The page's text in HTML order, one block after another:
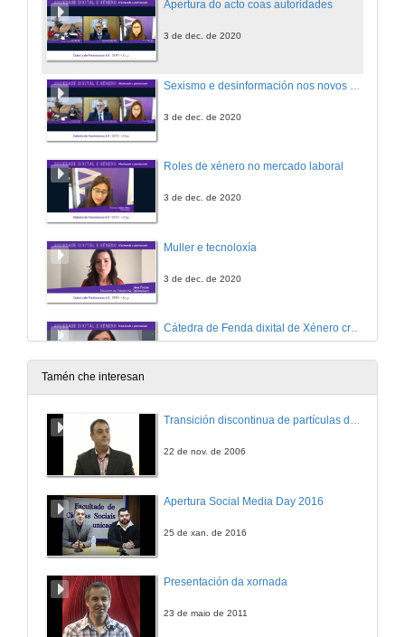
Apertura do acto coas autoridades
3 de dec. de 2020
3 de dec. de 2020
Roles de xénero no mercado laboral
3 de dec. de 2020
Muller e tecnoloxía
3 de dec. de 2020
Cátedra de Fenda dixital de Xénero creada entre a Universitat de València e a Generalitat Valenciana
3 de dec. de 2020
Tamén che interesan
Transición discontinua de partículas de microgel termosensible
22 de nov. de 2006
Apertura Social Media Day 2016
25 de xan. de 2016
Presentación da xornada
23 de maio de 2011